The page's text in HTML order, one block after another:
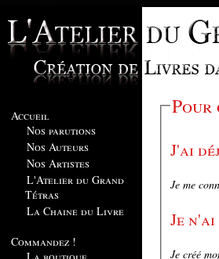
Accueil
Nos parutions
Nos Auteurs
Nos Artistes
L'Atelier du Grand
Tétras
La Chaine du Livre
Commandez !
Pour
J'ai
Je me
Je
Je créé